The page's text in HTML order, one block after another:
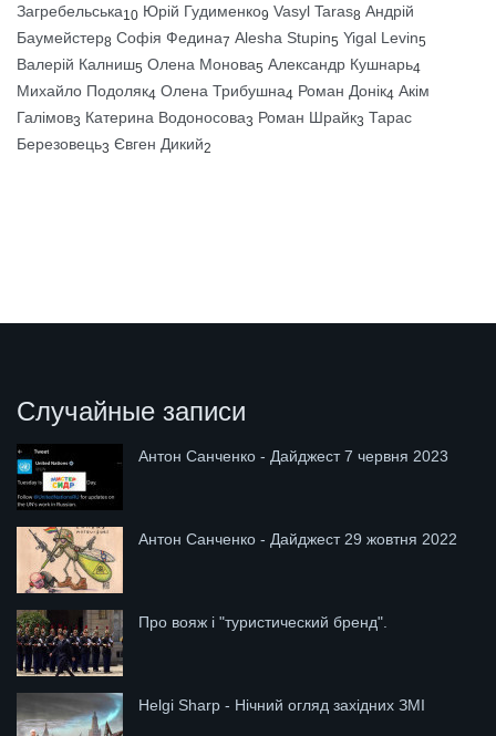
Загребельська10 Юрій Гудименко9 Vasyl Taras8 Андрій
Баумейстер8 Софія Федина7 Alesha Stupin5 Yigal Levin5
Валерій Калниш5 Олена Монова5 Александр Кушнарь4
Михайло Подоляк4 Олена Трибушна4 Роман Донік4 Акім
Галімов3 Катерина Водоносова3 Роман Шрайк3 Тарас
Березовець3 Євген Дикий2
Случайные записи
Антон Санченко - Дайджест 7 червня 2023
Антон Санченко - Дайджест 29 жовтня 2022
Про вояж і "туристический бренд".
Helgi Sharp - Нічний огляд західних ЗМІ